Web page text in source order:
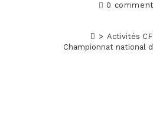
0
> Activités
Championnat national